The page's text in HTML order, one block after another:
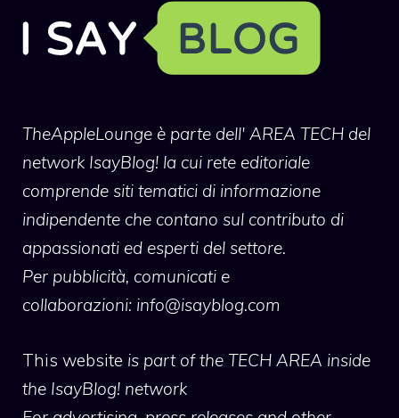
TheAppleLounge è parte dell' AREA TECH del
network IsayBlog! la cui rete editoriale
comprende siti tematici di informazione
indipendente che contano sul contributo di
appassionati ed esperti del settore.
Per pubblicità, comunicati e
collaborazioni: info@isayblog.com
This website is part of the TECH AREA inside
the IsayBlog! network